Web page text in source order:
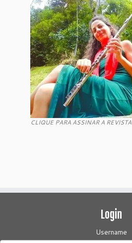
CLIQUE PARA ASSINAR A REVISTA
Login
Username